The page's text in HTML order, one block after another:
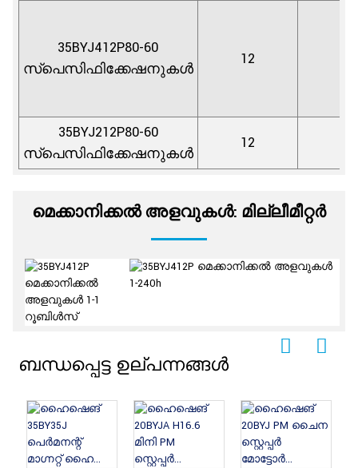
35BYJ412P80-60
സ്പെസിഫിക്കേഷനുകൾ
12
35BYJ212P80-60
സ്പെസിഫിക്കേഷനുകൾ
12
മെക്കാനിക്കൽ അളവുകൾ: മില്ലീമീറ്റർ
ബന്ധപ്പെട്ട ഉല്പന്നങ്ങൾ